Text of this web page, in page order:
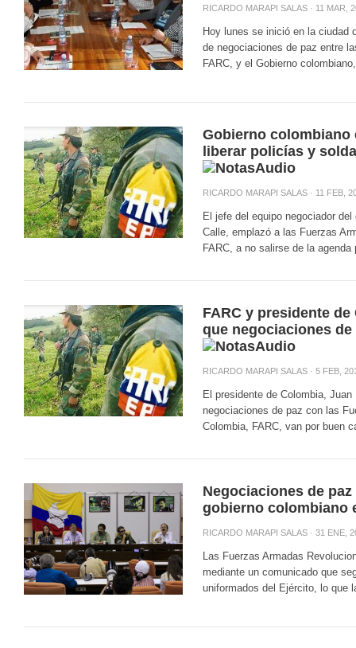
RICARDO MARAPI SALAS · 11 MAR,
Hoy lunes se inició en la ciudad
de negociaciones de paz entre
FARC, y el Gobierno
Gobierno colombiano
liberar policías y
RICARDO MARAPI SALAS · 11 FEB,
El jefe del equipo negociador
Calle, emplazó a las Fuerzas
FARC, a no salirse de la
FARC y presidente
que negociaciones
RICARDO MARAPI SALAS · 5 FEB,
El presidente de Colombia,
negociaciones de paz con las
Colombia, FARC, van por buen
Negociaciones de
gobierno colombiano
RICARDO MARAPI SALAS · 31 ENE,
Las Fuerzas Armadas
mediante un comunicado que
uniformados del Ejército, lo que